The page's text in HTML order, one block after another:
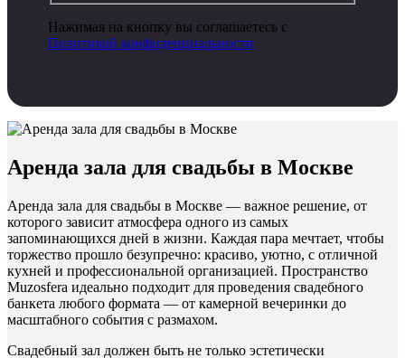
Нажимая на кнопку вы соглашаетесь с
Политикой конфиденциальности
Аренда зала для свадьбы в Москве
Аренда зала для свадьбы в Москве — важное решение, от
которого зависит атмосфера одного из самых
запоминающихся дней в жизни. Каждая пара мечтает, чтобы
торжество прошло безупречно: красиво, уютно, с отличной
кухней и профессиональной организацией. Пространство
Muzosfera идеально подходит для проведения свадебного
банкета любого формата — от камерной вечеринки до
масштабного события с размахом.
Свадебный зал должен быть не только эстетически